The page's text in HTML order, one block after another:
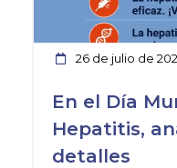
26 de julio de
En el Día
Hepatitis,
detalles